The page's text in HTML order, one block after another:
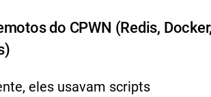
do CPWN (Redis,
eles usavam scripts